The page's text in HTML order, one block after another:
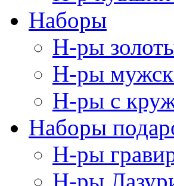
Наборы
Н-ры
Н-ры
Н-ры с
Наборы
Н-ры
Н-ры